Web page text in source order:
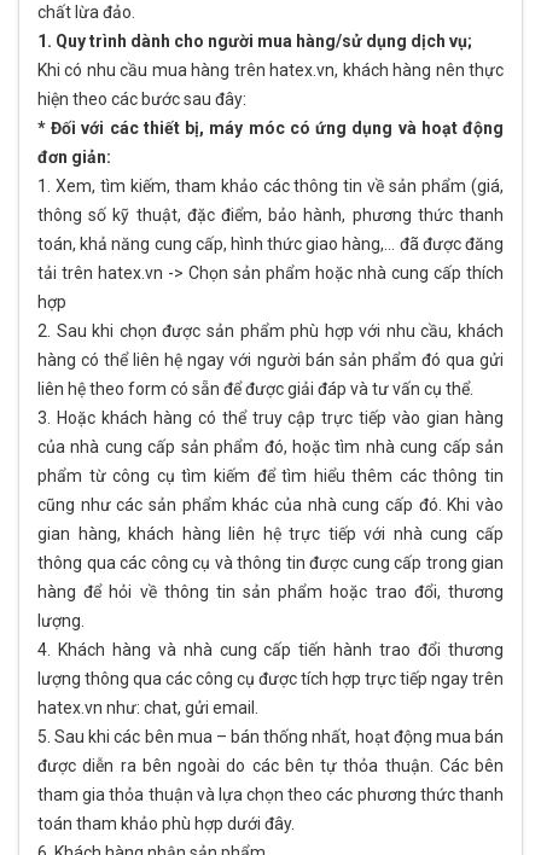
chất lừa đảo.
1. Quy trình dành cho người mua hàng/sử dụng dịch vụ;
Khi có nhu cầu mua hàng trên hatex.vn, khách hàng nên thực
hiện theo các bước sau đây:
* Đối với các thiết bị, máy móc có ứng dụng và hoạt động
đơn giản:
1. Xem, tìm kiếm, tham khảo các thông tin về sản phẩm (giá,
thông số kỹ thuật, đặc điểm, bảo hành, phương thức thanh
toán, khả năng cung cấp, hình thức giao hàng,… đã được đăng
tải trên hatex.vn -> Chọn sản phẩm hoặc nhà cung cấp thích
hợp
2. Sau khi chọn được sản phẩm phù hợp với nhu cầu, khách
hàng có thể liên hệ ngay với người bán sản phẩm đó qua gửi
liên hệ theo form có sẵn để được giải đáp và tư vấn cụ thể.
3. Hoặc khách hàng có thể truy cập trực tiếp vào gian hàng
của nhà cung cấp sản phẩm đó, hoặc tìm nhà cung cấp sản
phẩm từ công cụ tìm kiếm để tìm hiểu thêm các thông tin
cũng như các sản phẩm khác của nhà cung cấp đó. Khi vào
gian hàng, khách hàng liên hệ trực tiếp với nhà cung cấp
thông qua các công cụ và thông tin được cung cấp trong gian
hàng để hỏi về thông tin sản phẩm hoặc trao đổi, thương
lượng.
4. Khách hàng và nhà cung cấp tiến hành trao đổi thương
lượng thông qua các công cụ được tích hợp trực tiếp ngay trên
hatex.vn như: chat, gửi email.
5. Sau khi các bên mua – bán thống nhất, hoạt động mua bán
được diễn ra bên ngoài do các bên tự thỏa thuận. Các bên
tham gia thỏa thuận và lựa chọn theo các phương thức thanh
toán tham khảo phù hợp dưới đây.